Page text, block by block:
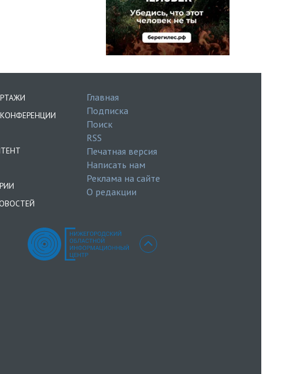
Главная
Подписка
Поиск
RSS
Печатная версия
Написать нам
Реклама на сайте
О редакции